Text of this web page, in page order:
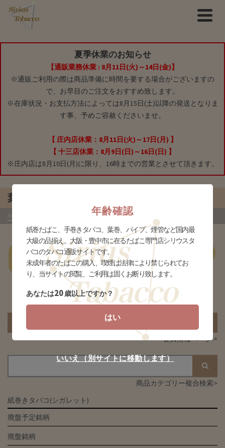
夏季休業のお知らせ
【通販業務休業 : 8月11日(火)～14日(金)】
※通販ご利用の際は商品準備に時間を要する場合がございますの
で、お早目のご注文をおすすめ致します。
※在庫状況・お支払方法によっては8月15日(土)以降の発送となりま
す事、予めご容赦くださいませ。
【 庄内店休業：8月11日(火)～17日(月) 】
【 十三店休業：8月9日(日)～16日(日) 】
※庄内店は8月10日(月)に限り、16時までの営業とさせて頂きます。
葉巻系（紙）
HOME 紙巻きタバコ(シガレット)»葉巻系（紙）
あ行 か行 さ行 た行 な行 は行
該当する商品がありません
カートの中身を見る
会員情報ページ >
商品カテゴリー複合検索>
紙巻きタバコ(シガレット)
廃盤予定銘柄
廃盤銘柄
年齢確認
紙巻たばこ、手巻きタバコ、葉巻、パイプ、煙管など国内最
大級の品揃え。大阪・豊中市に在るたばこ専門店シリウスタ
バコのタバコ通販サイトです。
未成年者のたばこの購入、喫煙は法律により禁じられてお
り、当サイトの閲覧、ご利用は固くお断り致します。
あなたは20歳以上ですか？
はい
いいえ（別サイトに移動します）